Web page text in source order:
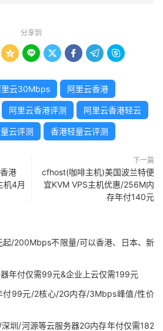
分享到
     
里云30Mbps 阿里云香港
阿里云香港评测 阿里云香港轻云
云评测 香港轻量云评测
港
机4月
下一篇
cfhost(咖啡主机)美国波兰特便
宜KVM VPS主机优惠/256M内
存年付140元
起/200Mbps不限量/可以香港、日本、新
年付仅需99元&企业上云仅需199元
付99元/2核心/2G内存/3Mbps峰值/性价
圳/河源等云服务器2G内存年付仅需182